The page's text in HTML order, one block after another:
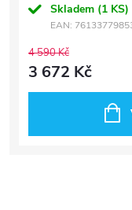
Skladem (1 KS)
EAN:
4 590 Kč
3 672 Kč